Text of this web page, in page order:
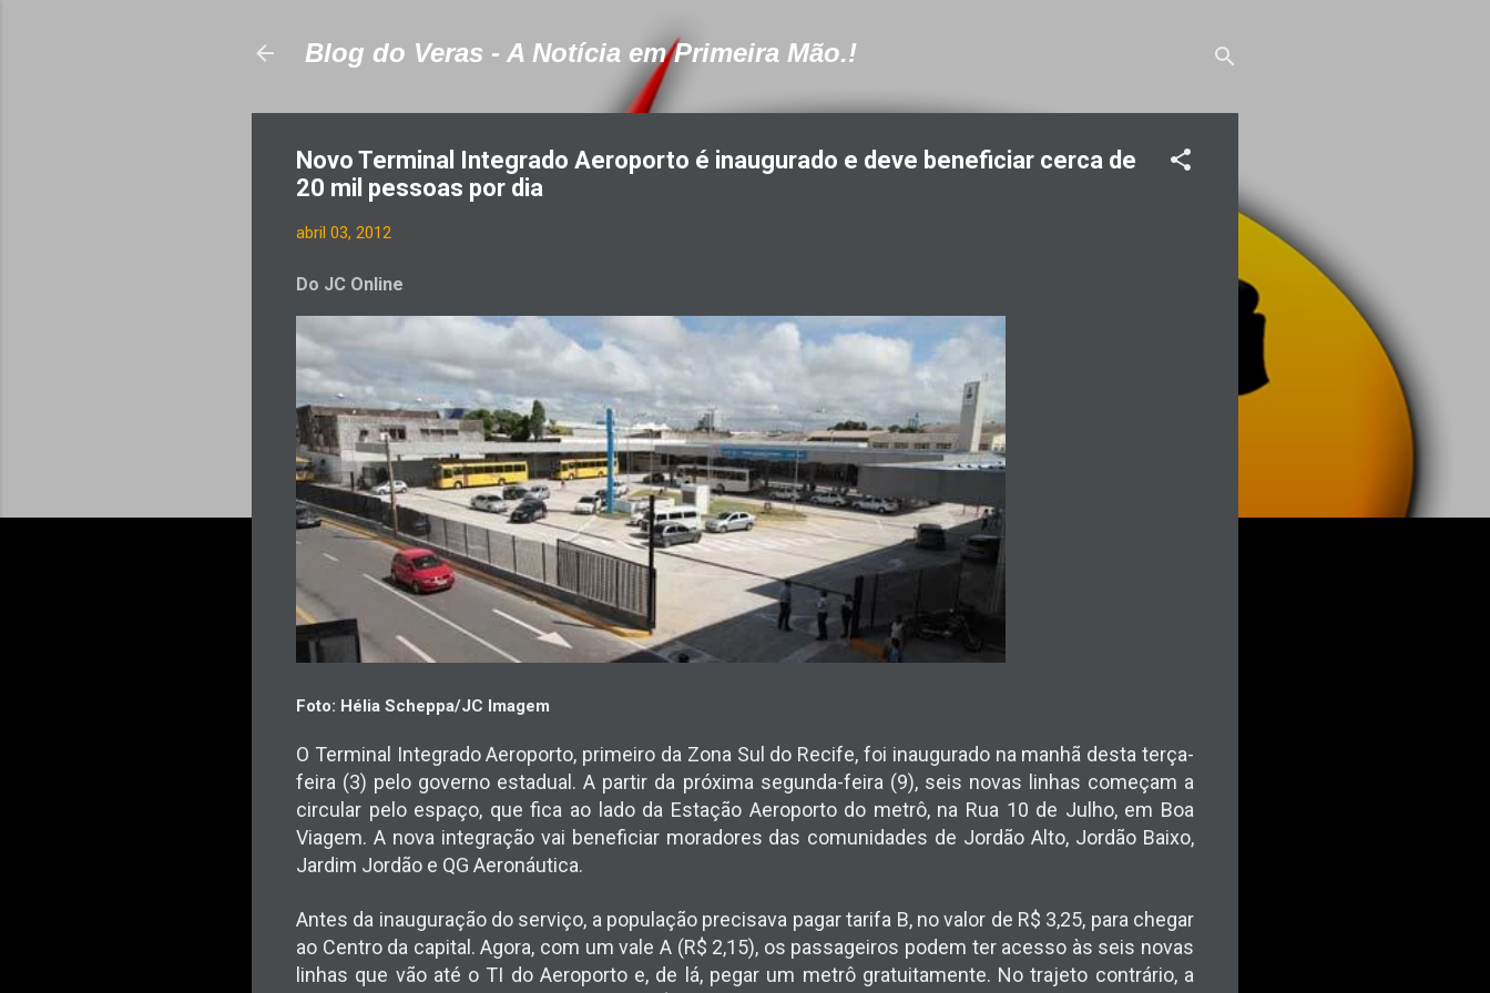
Blog do Veras - A Notícia em Primeira Mão.!
Novo Terminal Integrado Aeroporto é inaugurado e deve beneficiar cerca de
20 mil pessoas por dia
abril 03, 2012
Do JC Online
Foto: Hélia Scheppa/JC Imagem
O Terminal Integrado Aeroporto, primeiro da Zona Sul do Recife, foi inaugurado na manhã desta terça-
feira (3) pelo governo estadual. A partir da próxima segunda-feira (9), seis novas linhas começam a
circular pelo espaço, que fica ao lado da Estação Aeroporto do metrô, na Rua 10 de Julho, em Boa
Viagem. A nova integração vai beneficiar moradores das comunidades de Jordão Alto, Jordão Baixo,
Jardim Jordão e QG Aeronáutica.
Antes da inauguração do serviço, a população precisava pagar tarifa B, no valor de R$ 3,25, para chegar
ao Centro da capital. Agora, com um vale A (R$ 2,15), os passageiros podem ter acesso às seis novas
linhas que vão até o TI do Aeroporto e, de lá, pegar um metrô gratuitamente. No trajeto contrário, a